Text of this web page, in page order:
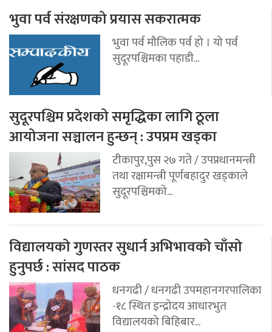
भुवा पर्व संरक्षणको प्रयास सकरात्मक
भुवा पर्व मौलिक पर्व हो । यो पर्व
सुदूरपश्चिमका पहाडी...
सुदूरपश्चिम प्रदेशको समृद्धिका लागि ठूला
आयोजना सञ्चालन हुन्छन् : उपप्रम खड्का
टीकापुर,पुस २७ गते / उपप्रधानमन्त्री
तथा रक्षामन्त्री पूर्णबहादुर खड्काले
सुदूरपश्चिमको...
विद्यालयको गुणस्तर सुधार्न अभिभावको चाँसो
हुनुपर्छ : सांसद पाठक
धनगढी / धनगढी उपमहानगरपालिका
-१८ स्थित इन्द्रोदय आधारभुत
विद्यालयको बिहिबार...